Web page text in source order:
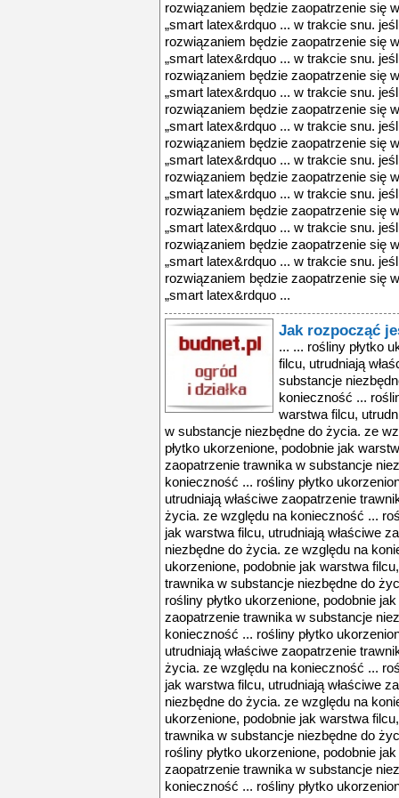
rozwiązaniem będzie zaopatrzenie się
„smart latex&rdquo ... w trakcie snu.
rozwiązaniem będzie zaopatrzenie się
„smart latex&rdquo ... w trakcie snu.
rozwiązaniem będzie zaopatrzenie się
„smart latex&rdquo ... w trakcie snu.
rozwiązaniem będzie zaopatrzenie się
„smart latex&rdquo ... w trakcie snu.
rozwiązaniem będzie zaopatrzenie się
„smart latex&rdquo ... w trakcie snu.
rozwiązaniem będzie zaopatrzenie się
„smart latex&rdquo ... w trakcie snu.
rozwiązaniem będzie zaopatrzenie się
„smart latex&rdquo ... w trakcie snu.
rozwiązaniem będzie zaopatrzenie się
„smart latex&rdquo ... w trakcie snu.
rozwiązaniem będzie zaopatrzenie się
„smart latex&rdquo ...
Jak rozpocząć
... ... rośliny płytko
filcu, utrudniają
substancje
konieczność ...
warstwa filcu,
w substancje niezbędne do życia. ze
płytko ukorzenione, podobnie jak
zaopatrzenie trawnika w substancje
konieczność ... rośliny płytko
utrudniają właściwe zaopatrzenie
życia. ze względu na konieczność ...
jak warstwa filcu, utrudniają właściwe
niezbędne do życia. ze względu na
ukorzenione, podobnie jak warstwa
trawnika w substancje niezbędne do
rośliny płytko ukorzenione, podobnie
zaopatrzenie trawnika w substancje
konieczność ... rośliny płytko
utrudniają właściwe zaopatrzenie
życia. ze względu na konieczność ...
jak warstwa filcu, utrudniają właściwe
niezbędne do życia. ze względu na
ukorzenione, podobnie jak warstwa
trawnika w substancje niezbędne do
rośliny płytko ukorzenione, podobnie
zaopatrzenie trawnika w substancje
konieczność ... rośliny płytko